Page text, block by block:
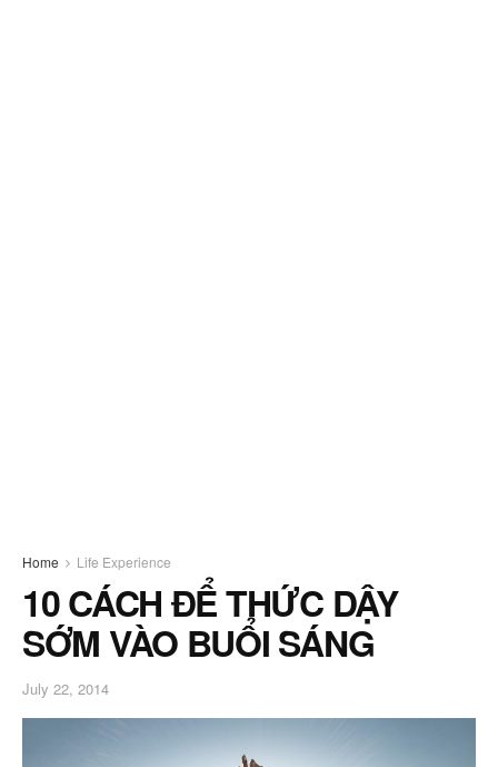
Home Life Experience
10 CÁCH ĐỂ THỨC DẬY
SỚM VÀO BUỔI SÁNG
July 22, 2014